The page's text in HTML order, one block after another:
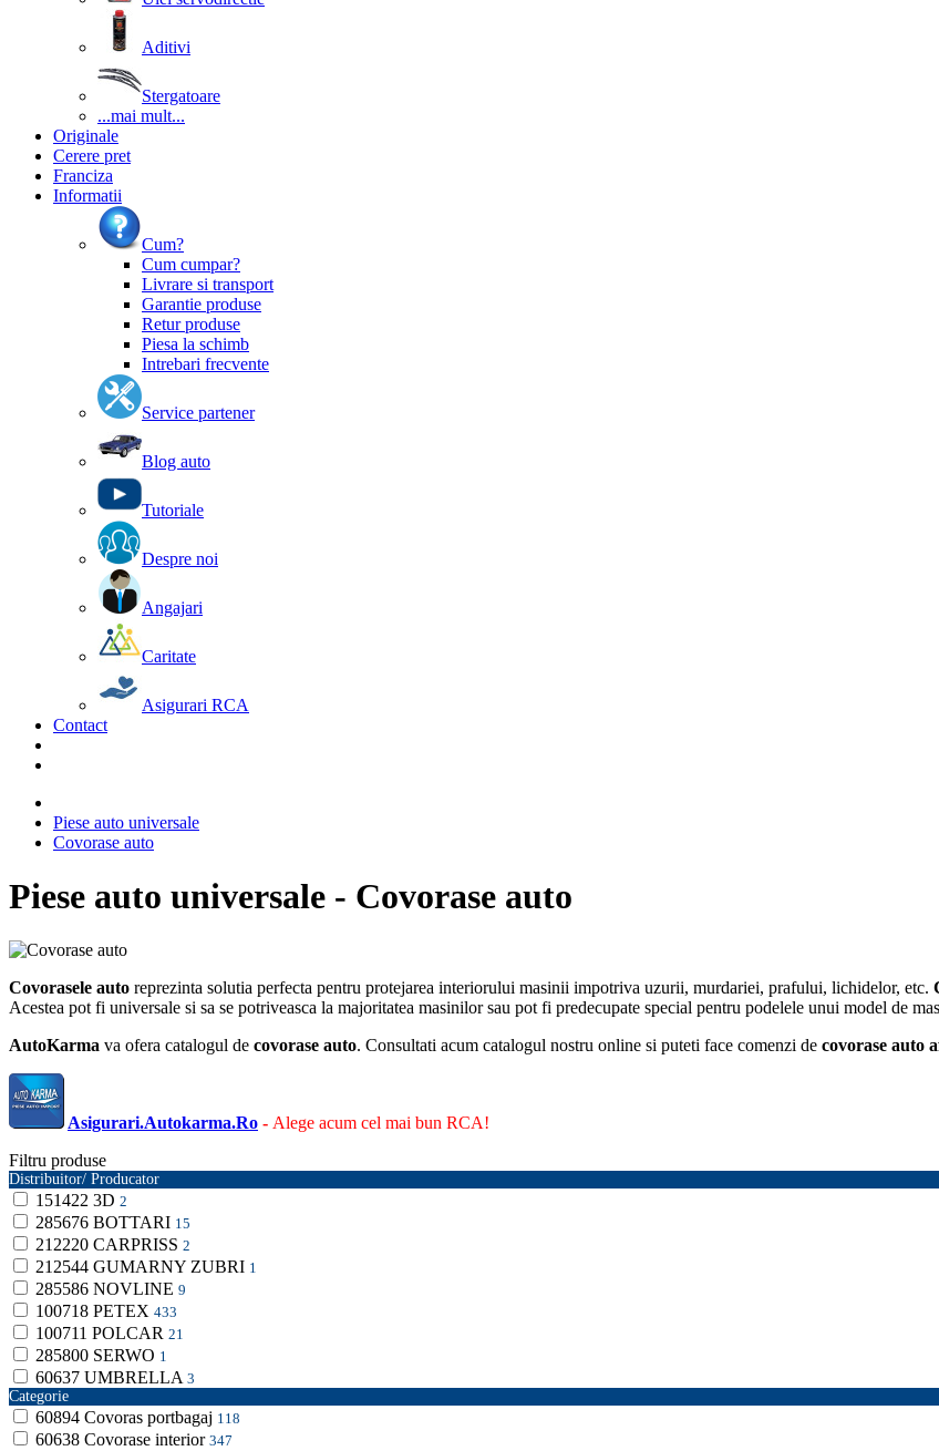
Aditivi
Stergatoare
...mai mult...
Originale
Cerere pret
Franciza
Informatii
Cum?
Cum cumpar?
Livrare si transport
Garantie produse
Retur produse
Piesa la schimb
Intrebari frecvente
Service partener
Blog auto
Tutoriale
Despre noi
Angajari
Caritate
Asigurari RCA
Contact
Piese auto universale
Covorase auto
Piese auto universale - Covorase auto
Covorasele auto reprezinta solutia perfecta pentru protejarea interiorului masinii impotriva uzurii, murdariei, prafului, lichidelor, etc.
Acestea pot fi universale si sa se potriveasca la majoritatea masinilor sau pot fi predecupate special pentru podelele unui model de
AutoKarma va ofera catalogul de covorase auto. Consultati acum catalogul nostru online si puteti face comenzi de covorase auto
Asigurari.Autokarma.Ro - Alege acum cel mai bun RCA!
Filtru produse
Distribuitor/ Producator
151422 3D 2
285676 BOTTARI 15
212220 CARPRISS 2
212544 GUMARNY ZUBRI 1
285586 NOVLINE 9
100718 PETEX 433
100711 POLCAR 21
285800 SERWO 1
60637 UMBRELLA 3
Categorie
60894 Covoras portbagaj 118
60638 Covorase interior 347